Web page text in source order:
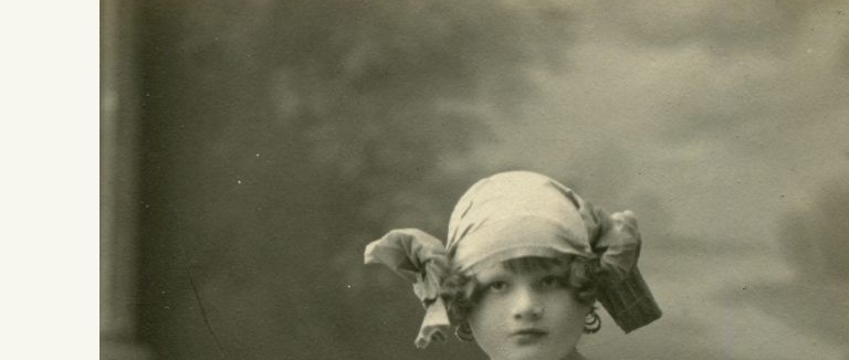
Presiona ENTER para buscar o ESC para salir -